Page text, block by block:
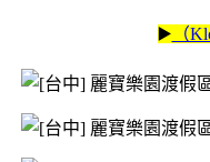
▶️ （